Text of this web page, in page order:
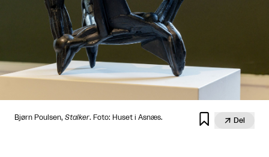
Bjørn Poulsen, Stalker. Foto: Huset i Asnæs.   Del